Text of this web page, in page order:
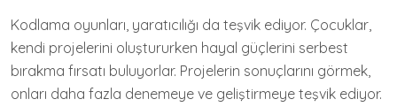
Kodlama oyunları, yaratıcılığı da teşvik ediyor. Çocuklar,
kendi projelerini oluştururken hayal güçlerini serbest
bırakma fırsatı buluyorlar. Projelerin sonuçlarını görmek,
onları daha fazla denemeye ve geliştirmeye teşvik ediyor.